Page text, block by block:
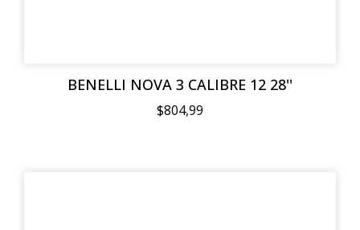
BENELLI NOVA 3 CALIBRE 12 28''
$804,99